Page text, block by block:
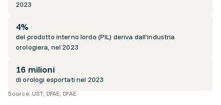
2023
4%
del prodotto interno lordo (PIL) deriva dall’industria
orologiera, nel 2023
16 milioni
di orologi esportati nel 2023
Source: UST, DFAE, DFAE